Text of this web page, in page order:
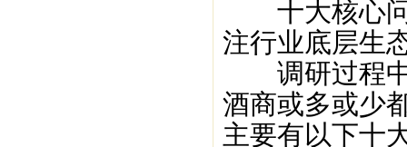
十大核心问
注行业底层生
调研过程中,
酒商或多或少
主要有以下十